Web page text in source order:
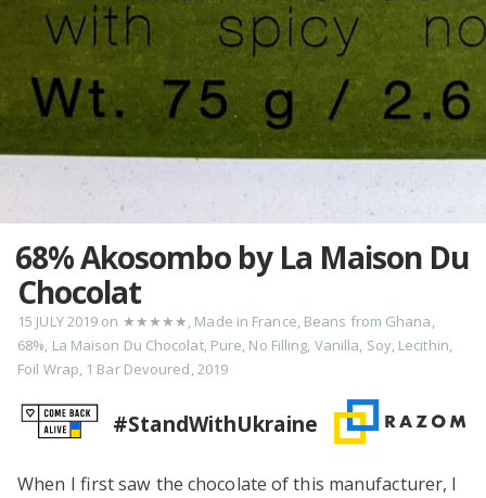
68% Akosombo by La Maison Du
Chocolat
15 JULY 2019 on ★★★★★, Made in France, Beans from Ghana,
68%, La Maison Du Chocolat, Pure, No Filling, Vanilla, Soy, Lecithin,
Foil Wrap, 1 Bar Devoured,2019
#StandWithUkraine
When I first saw the chocolate of this manufacturer, I